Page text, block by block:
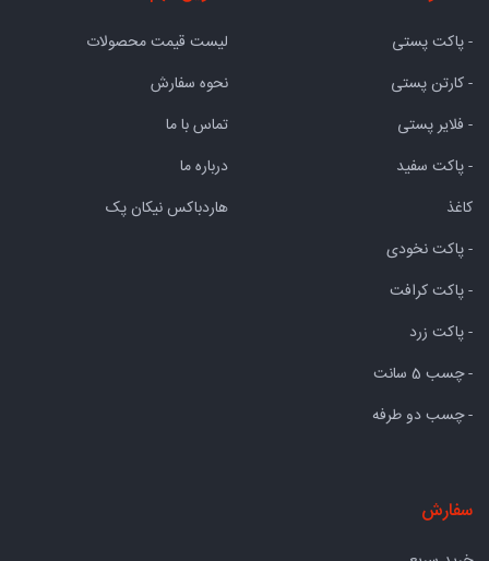
- پاکت پستی
- کارتن پستی
- فلایر پستی
- پاکت سفید
کاغذ
- پاکت نخودی
- پاکت کرافت
- پاکت زرد
- چسب 5 سانت
- چسب دو طرفه
لیست قیمت محصولات
نحوه سفارش
تماس با ما
درباره ما
هاردباکس نیکان پک
سفارش